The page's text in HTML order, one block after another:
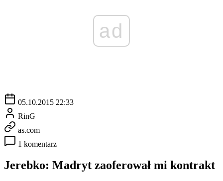
ad
05.10.2015 22:33
RinG
as.com
1 komentarz
Jerebko: Madryt zaoferował mi kontrakt